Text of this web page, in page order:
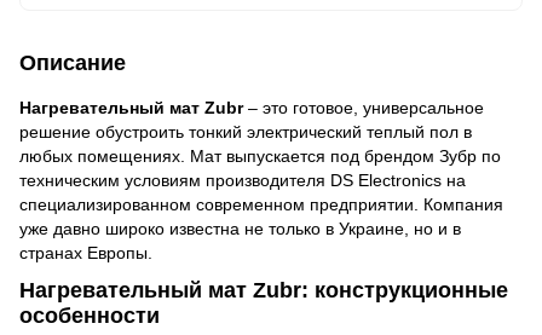
Описание
Нагревательный мат Zubr– это готовое, универсальное
решение обустроить тонкий электрический теплый пол в
любых помещениях. Мат выпускается под брендом Зубр по
техническим условиям производителя DS Electronics на
специализированном современном предприятии. Компания
уже давно широко известна не только в Украине, но и в
странах Европы.
Нагревательный мат Zubr: конструкционные
особенности